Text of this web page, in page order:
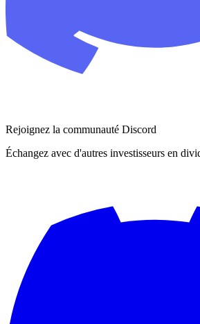
Rejoignez la communauté Discord
Échangez avec d'autres investisseurs en